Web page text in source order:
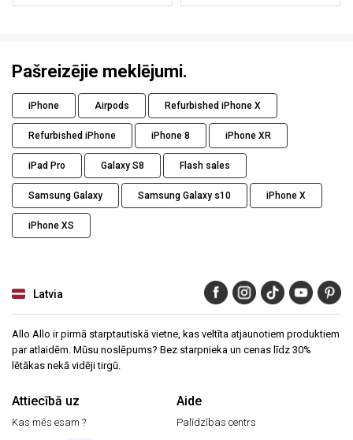
Pašreizējie meklējumi.
iPhone Airpods Refurbished iPhone X
Refurbished iPhone iPhone 8 iPhone XR
iPad Pro Galaxy S8 Flash sales
Samsung Galaxy Samsung Galaxy s10 iPhone X
iPhone XS
Latvia
Allo Allo ir pirmā starptautiskā vietne, kas veltīta atjaunotiem produktiem
par atlaidēm. Mūsu noslēpums? Bez starpnieka un cenas līdz 30%
lētākas nekā vidēji tirgū.
Attiecībā uz
Kas mēs esam ?
Aide
Palīdzības centrs